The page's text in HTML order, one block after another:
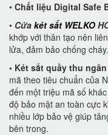
• Chất liệu Digital Safe
• Cửa két sắt WELKO
khớp với thân tạo nên
lửa, đảm bảo chống cháy.
• Két sắt quầy thu ngân
mã theo tiêu chuẩn của
đến một triệu mã số
độ bảo mật an toàn cực
nhiều lớp bảo vệ giúp
bên trong.